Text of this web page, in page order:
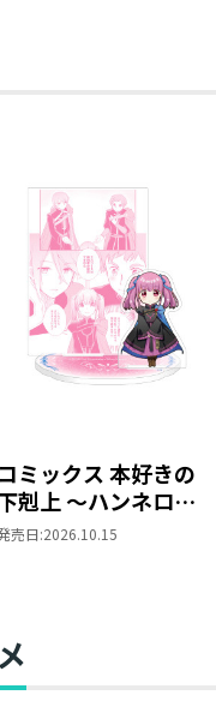
コミックス 本好きの
剋上 ～ハンネロー
の貴族院五年生～
4話）
売日:2026.10.15